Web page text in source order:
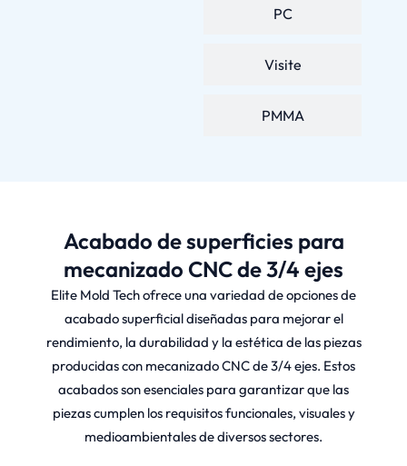
PC
Visite
PMMA
Acabado de superficies para
mecanizado CNC de 3/4 ejes
Elite Mold Tech ofrece una variedad de opciones de
acabado superficial diseñadas para mejorar el
rendimiento, la durabilidad y la estética de las piezas
producidas con mecanizado CNC de 3/4 ejes. Estos
acabados son esenciales para garantizar que las
piezas cumplen los requisitos funcionales, visuales y
medioambientales de diversos sectores.